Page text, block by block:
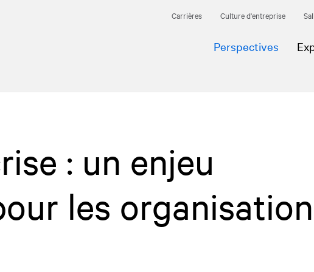
Carrières Culture d'entreprise
Perspectives
: un enjeu
les